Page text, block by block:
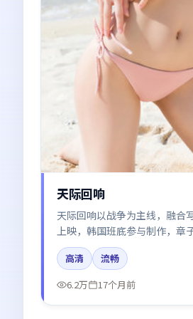
天际回响
天际回响以战争为主线，融合
上映，韩国班底参与制作，章
胡歌在片中呈现细腻表演，影
化了情绪曲线。
高清
流畅
6.2万
17个月前